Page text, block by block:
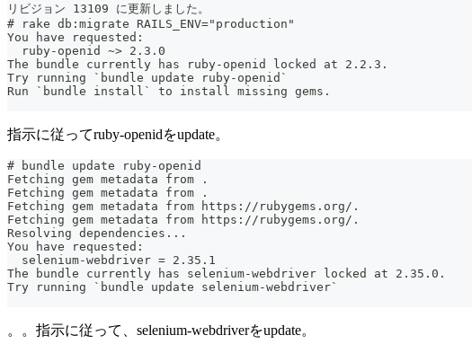
リビジョン 13109 に更新しました。
# rake db:migrate RAILS_ENV="production"
You have requested:
  ruby-openid ~> 2.3.0
The bundle currently has ruby-openid locked at 2.2.3.
Try running `bundle update ruby-openid`
Run `bundle install` to install missing gems.
指示に従ってruby-openidをupdate。
# bundle update ruby-openid
Fetching gem metadata from .
Fetching gem metadata from .
Fetching gem metadata from https://rubygems.org/.
Fetching gem metadata from https://rubygems.org/.
Resolving dependencies...
You have requested:
  selenium-webdriver = 2.35.1
The bundle currently has selenium-webdriver locked at 2.35.0.
Try running `bundle update selenium-webdriver`
。。指示に従って、selenium-webdriverをupdate。